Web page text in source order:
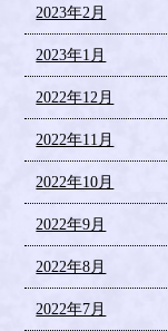
2023年2月
2023年1月
2022年12月
2022年11月
2022年10月
2022年9月
2022年8月
2022年7月